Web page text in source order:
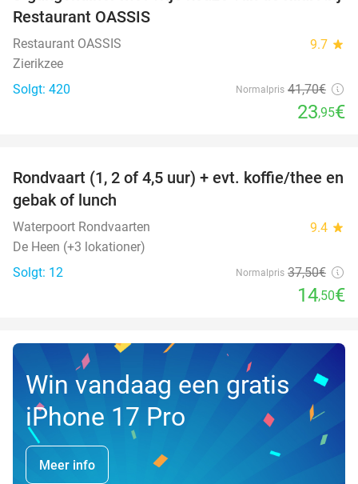
Restaurant OASSIS
Restaurant OASSIS 9.7 star
Zierikzee
Solgt: 420
Normalpris 41,70€
23,95€
61%
DAG
Rondvaart (1, 2 of 4,5 uur) + evt. koffie/thee en
gebak of lunch
Waterpoort Rondvaarten 9.4 star
De Heen (+3 lokationer)
Solgt: 12
Normalpris 37,50€
14,50€
Win vandaag een gratis
iPhone 17 Pro
Meer info